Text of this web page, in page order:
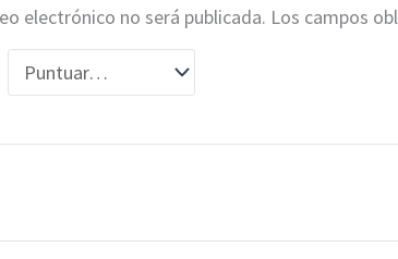
electrónico no será publicada. Los campos